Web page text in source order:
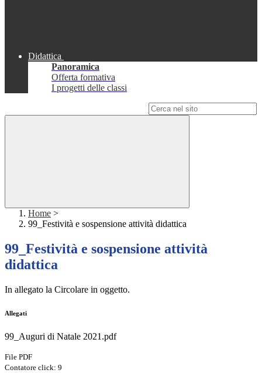
Didattica
Panoramica
Offerta formativa
I progetti delle classi
Home >
99_Festività e sospensione attività didattica
99_Festività e sospensione attività
didattica
In allegato la Circolare in oggetto.
Allegati
99_Auguri di Natale 2021.pdf
File PDF
Contatore click: 9